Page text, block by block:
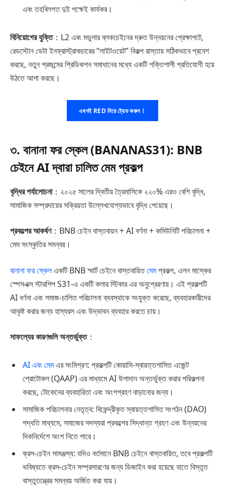
এবং তহবিলগত দুই পক্ষেই কার্যকর।
বিনিয়োগের যুক্তি：L2 এবং মডুলার ব্লকচেইনের দ্রুত উন্নয়নের প্রেক্ষাপটে,
রেডস্টোন ডেটা ইনফ্রাস্ট্রাকচারের “লাইটওয়েট” বিকল্প রাস্তায় সঠিকভাবে প্রবেশ
করছে, নতুন প্রজন্মের প্রিডিকশন সমাধানের মধ্যে একটি শক্তিশালী প্রতিযোগী হয়ে
উঠতে আশা করছে।
এখনই RED নিয়ে ট্রেড করুন！
৩. বানানা ফর স্কেল (BANANAS31): BNB
চেইনে AI দ্বারা চালিত মেম প্রকল্প
বৃদ্ধির পর্যালোচনা：২০২৫ সালের দ্বিতীয় ত্রৈমাসিকে ২২০% এরও বেশি বৃদ্ধি,
সামাজিক সম্প্রদায়ের সক্রিয়তা উল্লেখযোগ্যভাবে বৃদ্ধি পেয়েছে।
প্রকল্পের আকর্ষণ：BNB চেইন বাস্তবায়ন + AI বর্ণনা + কমিউনিটি পরিচালনা +
মেম সংস্কৃতির সমন্বয়।
বানানা ফর স্কেলএকটি BNB স্মার্ট চেইনে বাস্তবায়িতমেমপ্রকল্প, এলন মাস্কের
স্পেসএক্স স্টারশিপ S31-এ একটি কলার স্টিকার এর অনুপ্রেরণায়। এই প্রকল্পটি
AI বর্ণনা এবং সমাজ-চালিত পরিচালনা ব্যবস্থাকে সংযুক্ত করেছে, ব্যবহারকারীদের
আকৃষ্ট করার জন্য হাস্যরস এবং উদ্ভাবন ব্যবহার করতে চায়।
সাফল্যের কারণগুলি অন্তর্ভুক্ত：
AI এবং মেমএর সংমিশ্রণ: প্রকল্পটি কোয়াসি-স্বায়ত্তশাসিত এজেন্ট
প্রোটোকল (QAAP) এর মাধ্যমে AI উপাদান অন্তর্ভুক্ত করার পরিকল্পনা
করছে, টোকেনের ব্যবহারিতা এবং অংশগ্রহণ বাড়ানোর জন্য।
সামাজিক পরিচালনার নেতৃত্ব: বিকেন্দ্রীকৃত স্বায়ত্তশাসিত সংগঠন (DAO)
পদ্ধতি মাধ্যমে, সমাজের সদস্যরা প্রকল্পের সিদ্ধান্ত গ্রহণ এবং উন্নয়নের
দিকনির্দেশে অংশ নিতে পারে।
ক্রস-চেইন সামঞ্জস্য: যদিও বর্তমানে BNB চেইনে বাস্তবায়িত, তবে প্রকল্পটি
ভবিষ্যতে ক্রস-চেইন সম্প্রসারণের জন্য ডিজাইন করা হয়েছে যাতে বিস্তৃত
বাস্তুতন্ত্রের সমন্বয় অর্জিত করা যায়।